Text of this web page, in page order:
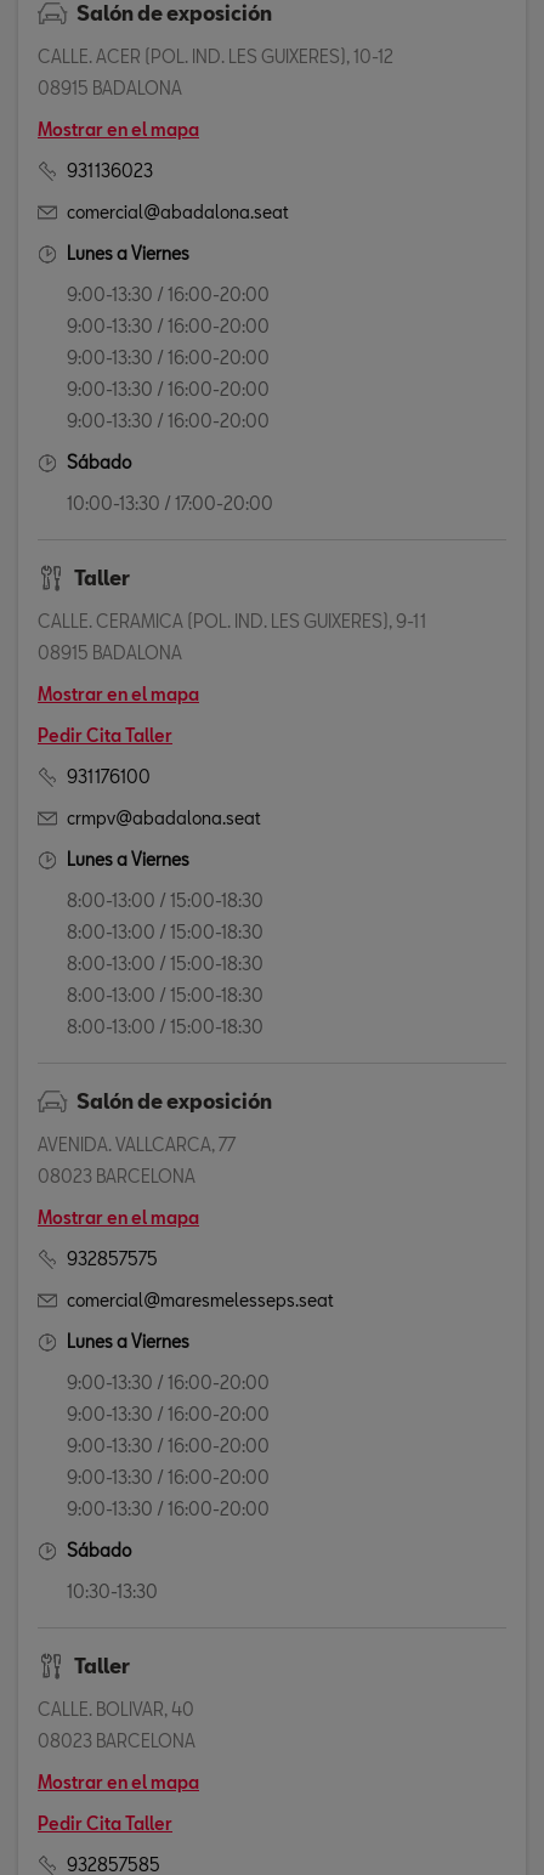
Salón de exposición
CALLE. ACER (POL. IND. LES GUIXERES), 10-12
08915 BADALONA
Mostrar en el mapa
931136023
comercial@abadalona.seat
Lunes a Viernes
9:00-13:30 / 16:00-20:00
9:00-13:30 / 16:00-20:00
9:00-13:30 / 16:00-20:00
9:00-13:30 / 16:00-20:00
9:00-13:30 / 16:00-20:00
Sábado
10:00-13:30 / 17:00-20:00
Taller
CALLE. CERAMICA (POL. IND. LES GUIXERES), 9-11
08915 BADALONA
Mostrar en el mapa
Pedir Cita Taller
931176100
crmpv@abadalona.seat
Lunes a Viernes
8:00-13:00 / 15:00-18:30
8:00-13:00 / 15:00-18:30
8:00-13:00 / 15:00-18:30
8:00-13:00 / 15:00-18:30
8:00-13:00 / 15:00-18:30
Salón de exposición
AVENIDA. VALLCARCA, 77
08023 BARCELONA
Mostrar en el mapa
932857575
comercial@maresmelesseps.seat
Lunes a Viernes
9:00-13:30 / 16:00-20:00
9:00-13:30 / 16:00-20:00
9:00-13:30 / 16:00-20:00
9:00-13:30 / 16:00-20:00
9:00-13:30 / 16:00-20:00
Sábado
10:30-13:30
Taller
CALLE. BOLIVAR, 40
08023 BARCELONA
Mostrar en el mapa
Pedir Cita Taller
932857585